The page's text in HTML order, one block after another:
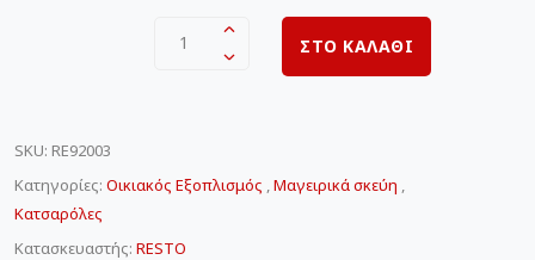
1 ΣΤΟ ΚΑΛΑΘΙ
SKU: RE92003
Κατηγορίες: Οικιακός Εξοπλισμός ,Μαγειρικά σκεύη ,
Κατσαρόλες
Κατασκευαστής: RESTO